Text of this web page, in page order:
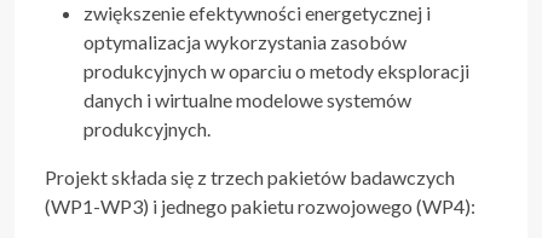
zwiększenie efektywności energetycznej i
optymalizacja wykorzystania zasobów
produkcyjnych w oparciu o metody eksploracji
danych i wirtualne modelowe systemów
produkcyjnych.
Projekt składa się z trzech pakietów badawczych
(WP1-WP3) i jednego pakietu rozwojowego (WP4):